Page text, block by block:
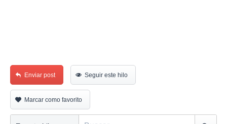
Enviar post Seguir este hilo
Marcar como favorito